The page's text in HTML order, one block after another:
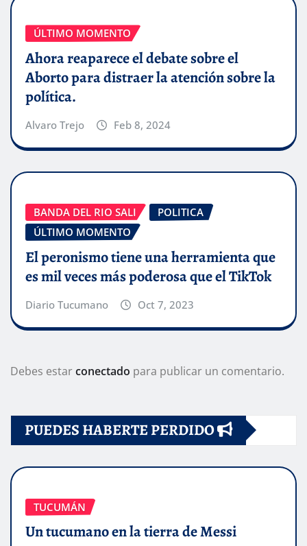
ÚLTIMO MOMENTO
Ahora reaparece el debate sobre el
Aborto para distraer la atención sobre la
política.
Alvaro Trejo Feb 8, 2024
BANDA DEL RIO SALI
POLITICA
ÚLTIMO MOMENTO
El peronismo tiene una herramienta que
es mil veces más poderosa que el TikTok
Diario Tucumano Oct 7, 2023
Debes estarconectado para publicar un comentario.
PUEDES HABERTE PERDIDO
TUCUMÁN
Un tucumano en la tierra de Messi